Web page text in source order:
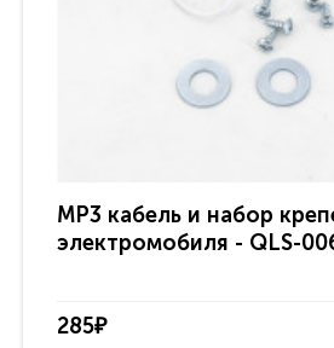
MP3 кабель и набор
электромобиля - QLS-
285₽